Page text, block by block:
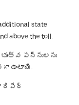
state
above the toll.
పన్నులను
ఉంటాయి.
రిపేర్